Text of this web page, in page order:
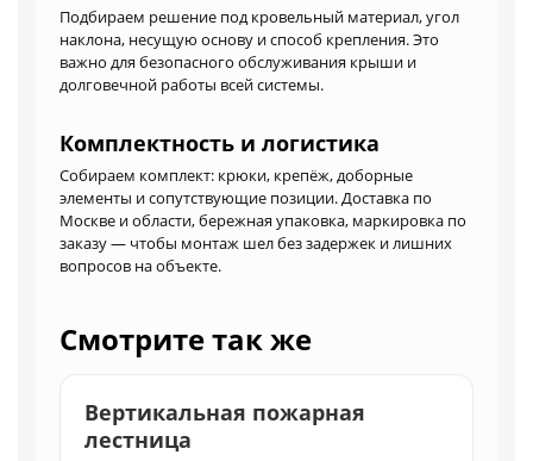
Подбираем решение под кровельный материал, угол
наклона, несущую основу и способ крепления. Это
важно для безопасного обслуживания крыши и
долговечной работы всей системы.
Комплектность и логистика
Собираем комплект: крюки, крепёж, доборные
элементы и сопутствующие позиции. Доставка по
Москве и области, бережная упаковка, маркировка по
заказу — чтобы монтаж шел без задержек и лишних
вопросов на объекте.
Смотрите так же
Вертикальная пожарная
лестница